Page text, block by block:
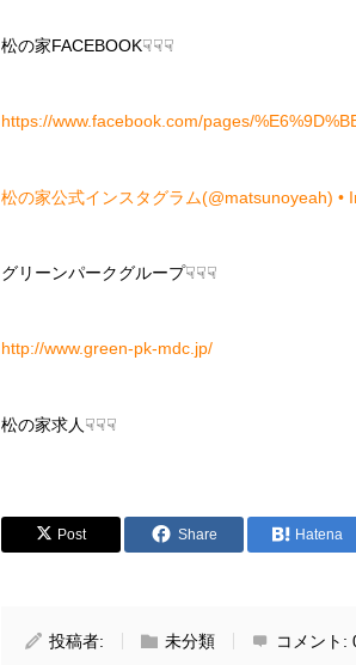
松の家FACEBOOK☟☟☟
https://www.facebook.com/pages/
松の家公式インスタグラム(@matsunoyeah) •
グリーンパークグループ☟☟☟
http://www.green-pk-mdc.jp/
松の家求人☟☟☟
Post Share Hatena
投稿者: 未分類 コメント: